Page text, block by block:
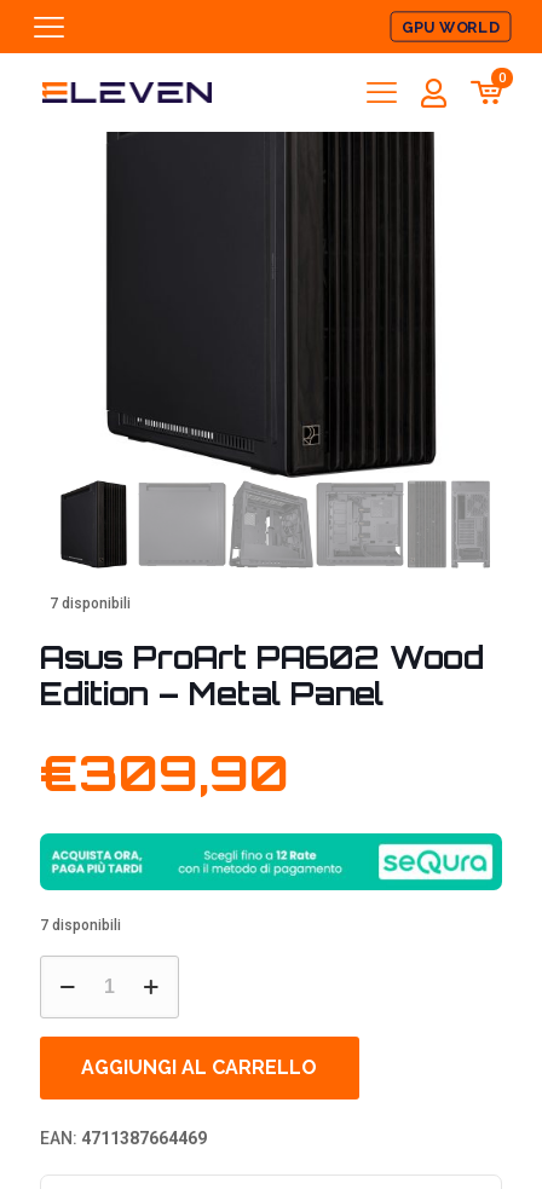
GPU WORLD
0
7 disponibili
Asus ProArt PA602 Wood
Edition – Metal Panel
€309,90
7 disponibili
ProArt
PA602
Wood
Edition
Metal
Panel
quantità
AGGIUNGI AL CARRELLO
EAN: 4711387664469